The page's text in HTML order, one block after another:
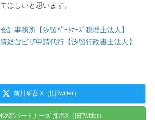
ほしいと思います。
計事務所【汐留ﾊﾟｰﾄﾅｰｽﾞ税理士法人】
経営ビザ申請代行【汐留行政書士法人】
前川研吾 X（旧Twitter）
汐留パートナーズ 採用X（旧Twitter）